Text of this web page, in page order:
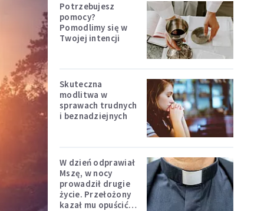
Potrzebujesz
pomocy?
Pomodlimy się w
Twojej intencji
Skuteczna
modlitwa w
sprawach trudnych
i beznadziejnych
W dzień odprawiał
Mszę, w nocy
prowadził drugie
życie. Przełożony
kazał mu opuścić